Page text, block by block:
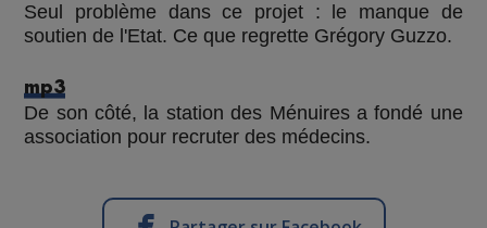
Seul problème dans ce projet : le manque de
soutien de l'Etat. Ce que regrette Grégory Guzzo.
mp3
De son côté, la station des Ménuires a fondé une
association pour recruter des médecins.